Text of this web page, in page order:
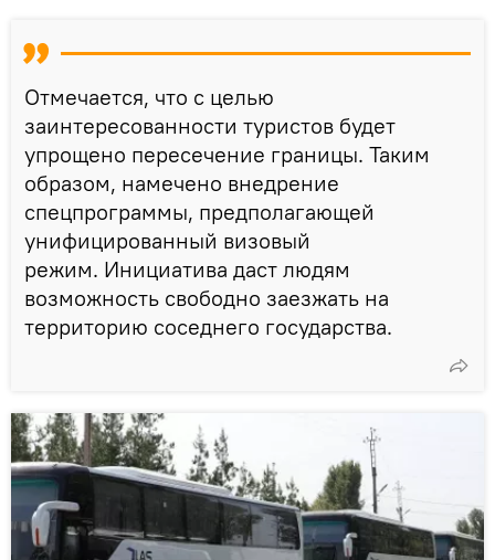
Отмечается, что с целью
заинтересованности туристов будет
упрощено пересечение границы. Таким
образом, намечено внедрение
спецпрограммы, предполагающей
унифицированный визовый
режим. Инициатива даст людям
возможность свободно заезжать на
территорию соседнего государства.